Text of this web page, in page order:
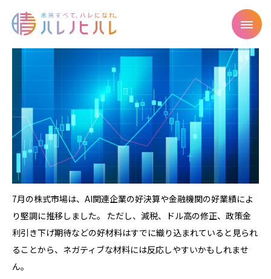
7月の株式市場は、AI関連企業の好決算や金融機関の好業績によ
り堅調に推移しました。 ただし、減税、ドル高の修正、政策金
利引き下げ期待などの好材料はすでに織り込まれていると見られ
ることから、ネガティブな材料には反応しやすいかもしれませ
ん。